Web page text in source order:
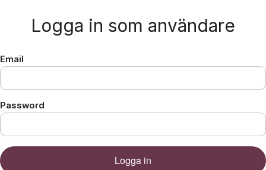
Logga in som användare
Email
Password
Logga in